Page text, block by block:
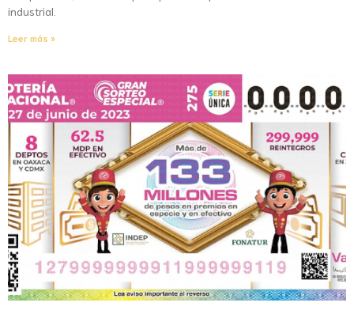
industrial.
Leer más »